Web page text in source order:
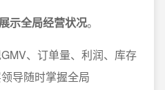
示全局经营状况。
、订单量、利润、库存
导随时掌握全局